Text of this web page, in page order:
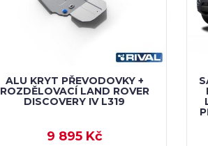
ALU KRYT PŘEVODOVKY +
ROZDĚLOVACÍ LAND ROVER
DISCOVERY IV L319
9 895 Kč